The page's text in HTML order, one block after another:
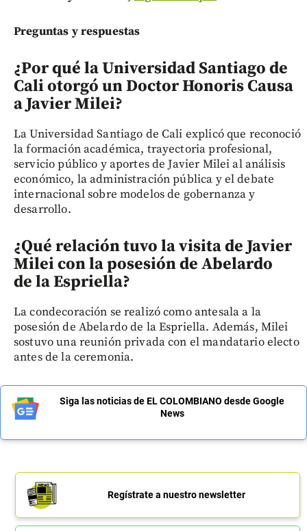
Preguntas y respuestas
¿Por qué la Universidad Santiago de
Cali otorgó un Doctor Honoris Causa
a Javier Milei?
La Universidad Santiago de Cali explicó que reconoció
la formación académica, trayectoria profesional,
servicio público y aportes de Javier Milei al análisis
económico, la administración pública y el debate
internacional sobre modelos de gobernanza y
desarrollo.
¿Qué relación tuvo la visita de Javier
Milei con la posesión de Abelardo
de la Espriella?
La condecoración se realizó como antesala a la
posesión de Abelardo de la Espriella. Además, Milei
sostuvo una reunión privada con el mandatario electo
antes de la ceremonia.
Siga las noticias de EL COLOMBIANO desde Google
News
Regístrate a nuestro newsletter